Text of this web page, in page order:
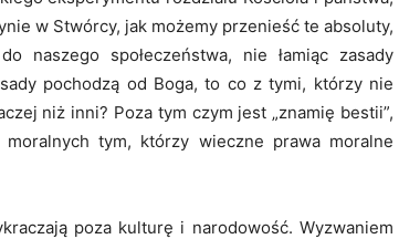
w Stwórcy, jak możemy przenieść te absoluty,
naszego społeczeństwa, nie łamiąc zasady
pochodzą od Boga, to co z tymi, którzy nie
niż inni? Poza tym czym jest „znamię bestii”,
tym, którzy wieczne prawa moralne
poza kulturę i narodowość. Wyzwaniem